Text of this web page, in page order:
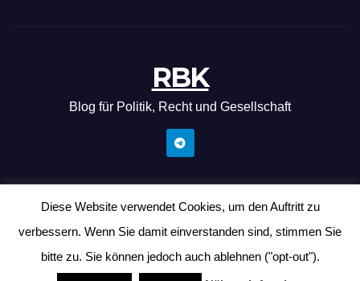
RBK
Blog für Politik, Recht und Gesellschaft
Mit Stolz präsentiert von WordPress|Theme: News Hunt von
Themeansar
NeuBlogTelegram-KanalImpressum/Datenschutz
Diese Website verwendet Cookies, um den Auftritt zu
verbessern. Wenn Sie damit einverstanden sind, stimmen Sie
bitte zu. Sie können jedoch auch ablehnen ("opt-out").